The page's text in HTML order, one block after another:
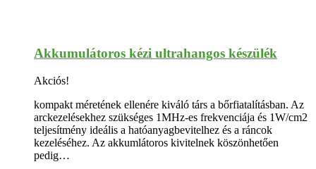
Akkumulátoros kézi ultrahangos készülék
Akciós!
kompakt méretének ellenére kiváló társ a bőrfiatalításban. Az
arckezelésekhez szükséges 1MHz-es frekvenciája és 1W/cm2
teljesítmény ideális a hatóanyagbevitelhez és a ráncok
kezeléséhez. Az akkumlátoros kivitelnek köszönhetően
pedig…